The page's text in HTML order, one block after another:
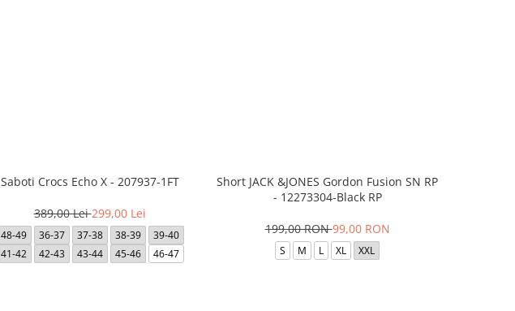
Saboti Crocs Echo X - 207937-1FT
389,00 Lei299,00 Lei
48-49 36-37 37-38 38-39
39-40
41-42
42-43 43-44 45-46 46-47
Short JACK &JONES Gordon Fusion SN RP
- 12273304-Black RP
199,00 RON99,00 RON
S M L XL XXL